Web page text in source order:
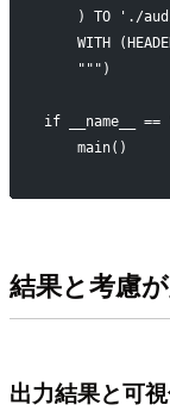
) TO './
WITH
    """)
if __name__ ==
    main()
結果と考慮
出力結果と可